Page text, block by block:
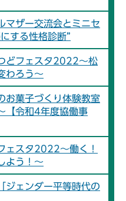
マザー交流会とミニセ
する性格診断”
どフェスタ2022～松
わろう～
お菓子づくり体験教室
【令和4年度協働事
ェスタ2022～働く！
よう！～
ジェンダー平等時代の